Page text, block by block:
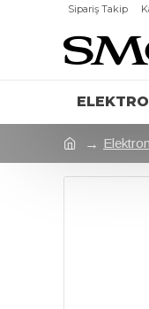
Sipariş Takip